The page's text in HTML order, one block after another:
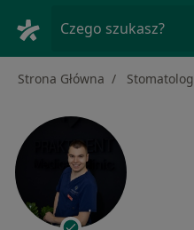
Czego szukasz?
Strona Główna Stomatolog